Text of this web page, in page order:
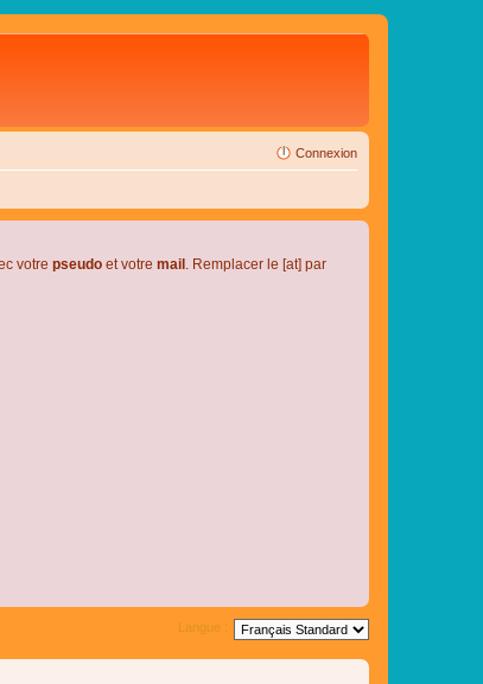
Connexion
votre pseudo et votre mail . Remplacer le [at] par
Langue :